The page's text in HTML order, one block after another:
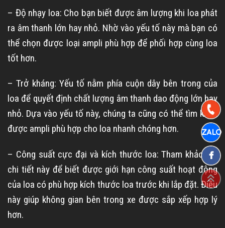
– Độ nhạy loa: Cho bạn biết được âm lượng khi loa phát
ra âm thanh lớn hay nhỏ. Nhờ vào yếu tố này mà bạn có
thể chọn được loại ampli phù hợp để phối hợp cùng loa
tốt hơn.
– Trở kháng: Yếu tố nằm phía cuộn dây bên trong của
loa để quyết định chất lượng âm thanh dao động lớn hay
nhỏ. Dựa vào yếu tố này, chúng ta cũng có thể tìm kiếm
được ampli phù hợp cho loa nhanh chóng hơn.
– Công suất cực đại và kích thước loa: Tham khảo hai
chi tiết này để biết được giới hạn công suất hoạt động
của loa có phù hợp kích thước loa trước khi lắp đặt. Điều
này giúp không gian bên trong xe được sắp xếp hợp lý
hơn.